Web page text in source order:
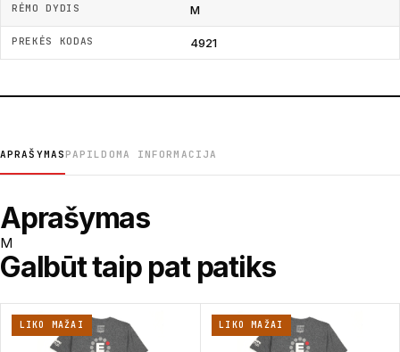
RĖMO DYDIS M
PREKĖS KODAS 4921
APRAŠYMAS PAPILDOMA INFORMACIJA
Aprašymas
M
Galbūt taip pat patiks
LIKO MAŽAI LIKO MAŽAI